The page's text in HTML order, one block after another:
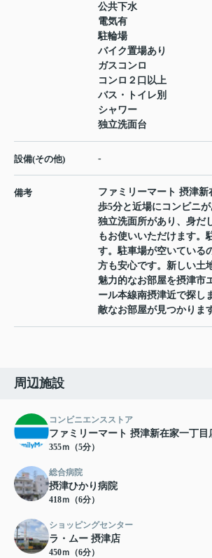
公共下水
電気有
駐輪場
バイク置場あり
ガスコンロ
コンロ２口以上
バス・トイレ別
シャワー
独立洗面台
設備(その他) -
備考
ファミリーマート 摂津
歩5分と近場にコンビニが
独立洗面所があり、身だ
もお使いいただけます。
す。駐車場が空いている
方も安心です。新しい土
魅力的なお部屋を摂津市
ール本線南摂津近で探し
敵なお部屋が見つかりま
周辺施設
コンビニエンスストア
ファミリーマート 摂津新在家一丁目
355ｍ（5分）
総合病院
摂津ひかり病院
418ｍ（6分）
ショッピングセンター
ラ・ムー 摂津店
450ｍ（6分）